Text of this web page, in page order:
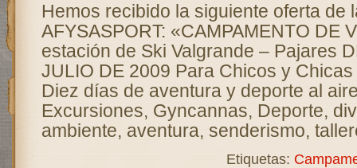
Hemos recibido la siguiente oferta de
AFYSASPORT: «CAMPAMENTO DE
estación de Ski Valgrande – Pajares
JULIO DE 2009 Para Chicos y
Diez días de aventura y deporte al
Excursiones, Gyncannas, Deporte,
ambiente, aventura, senderismo,
Etiquetas: